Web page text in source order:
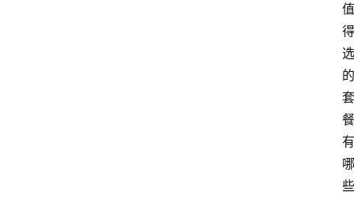
值
得
选
的
套
餐
有
哪
些